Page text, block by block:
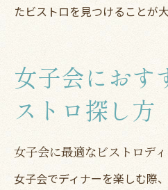
たビストロを見つけることが大
女子会におす
ストロ探し方
女子会に最適なビストロデ
女子会でディナーを楽しむ際